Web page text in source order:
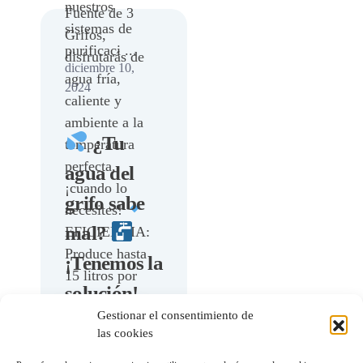
Gestionar el consentimiento de
las cookies
nuestros
sistemas de
purificaci ...
Fuente de 3
Grifos,
disfrutarás de
agua fría,
caliente y
ambiente a la
temperatura
perfecta,
¡cuando lo
necesites!
EFICIENCIA:
Produce hasta
15 litros por
hora, con acu ...
diciembre 10,
2024
¿Tu
agua del
grifo sabe
mal?
¡Tenemos la
solución!
¿Tu agua del